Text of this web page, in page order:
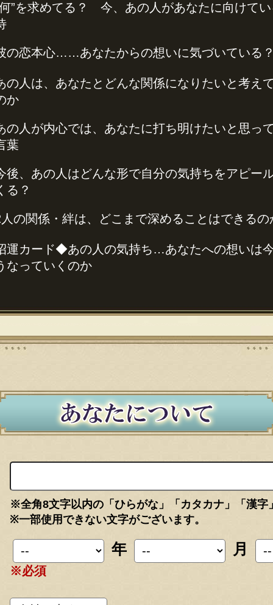
”を求めてる？ 今、あの人があなたに向けて
の恋本心……あなたからの想いに気づいている
の人は、あなたとどんな関係になりたいと考え
か
の人が内心では、あなたに打ち明けたいと思っ
葉
後、あの人はどんな形で自分の気持ちをアピー
る？
の関係・絆は、どこまで深めることはできるの
運カード◆あの人の気持ち…あなたへの想いは
なっていくのか
※全角8文字以内の「ひらがな」「カタカナ」「漢字
※一部使用できない文字がございます。
年 月
※必須